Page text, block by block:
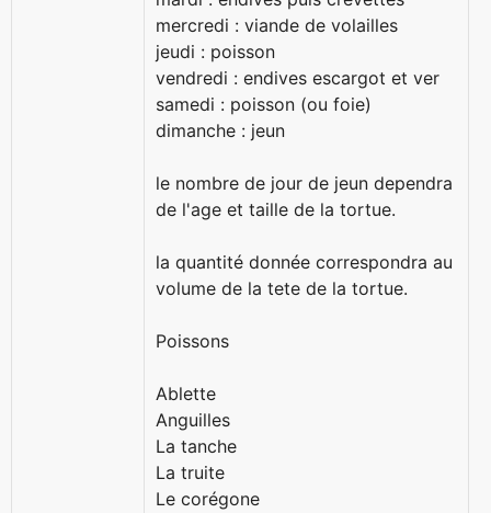
mercredi : viande de volailles
jeudi : poisson
vendredi : endives escargot et ver
samedi : poisson (ou foie)
dimanche : jeun
le nombre de jour de jeun dependra
de l'age et taille de la tortue.
la quantité donnée correspondra au
volume de la tete de la tortue.
Poissons
Ablette
Anguilles
La tanche
La truite
Le corégone